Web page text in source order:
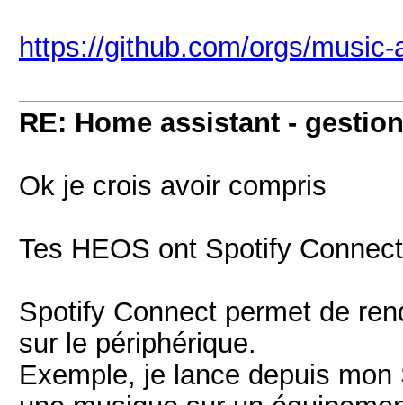
https://github.com/orgs/
RE: Home assistant -
Ok je crois avoir compris
Tes HEOS ont Spotify
Spotify Connect permet de
sur le périphérique.
Exemple, je lance depuis